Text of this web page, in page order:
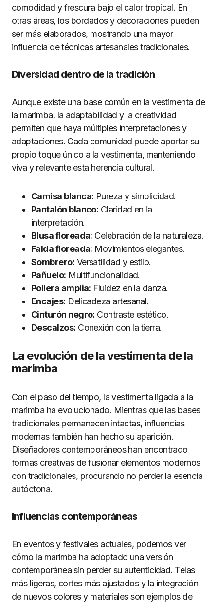
comodidad y frescura bajo el calor tropical. En
otras áreas, los bordados y decoraciones pueden
ser más elaborados, mostrando una mayor
influencia de técnicas artesanales tradicionales.
Diversidad dentro de la tradición
Aunque existe una base común en la vestimenta de
la marimba, la adaptabilidad y la creatividad
permiten que haya múltiples interpretaciones y
adaptaciones. Cada comunidad puede aportar su
propio toque único a la vestimenta, manteniendo
viva y relevante esta herencia cultural.
Camisa blanca: Pureza y simplicidad.
Pantalón blanco: Claridad en la
interpretación.
Blusa floreada: Celebración de la naturaleza.
Falda floreada: Movimientos elegantes.
Sombrero: Versatilidad y estilo.
Pañuelo: Multifuncionalidad.
Pollera amplia: Fluidez en la danza.
Encajes: Delicadeza artesanal.
Cinturón negro: Contraste estético.
Descalzos: Conexión con la tierra.
La evolución de la vestimenta de la
marimba
Con el paso del tiempo, la vestimenta ligada a la
marimba ha evolucionado. Mientras que las bases
tradicionales permanecen intactas, influencias
modernas también han hecho su aparición.
Diseñadores contemporáneos han encontrado
formas creativas de fusionar elementos modernos
con tradicionales, procurando no perder la esencia
autóctona.
Influencias contemporáneas
En eventos y festivales actuales, podemos ver
cómo la marimba ha adoptado una versión
contemporánea sin perder su autenticidad. Telas
más ligeras, cortes más ajustados y la integración
de nuevos colores y materiales son ejemplos de